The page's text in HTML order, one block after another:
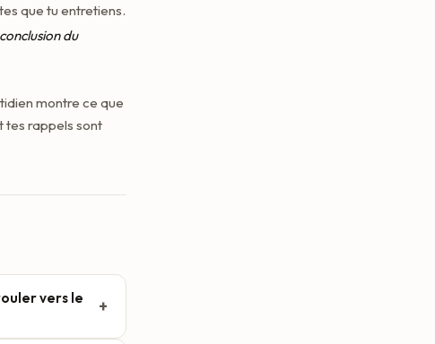
que tu entretiens.
du
montre ce que
tes rappels sont
vers le
+